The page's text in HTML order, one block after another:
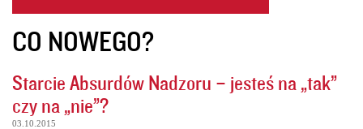
CO NOWEGO?
Starcie Absurdów Nadzoru – jesteś na „tak”
czy na „nie”?
03.10.2015